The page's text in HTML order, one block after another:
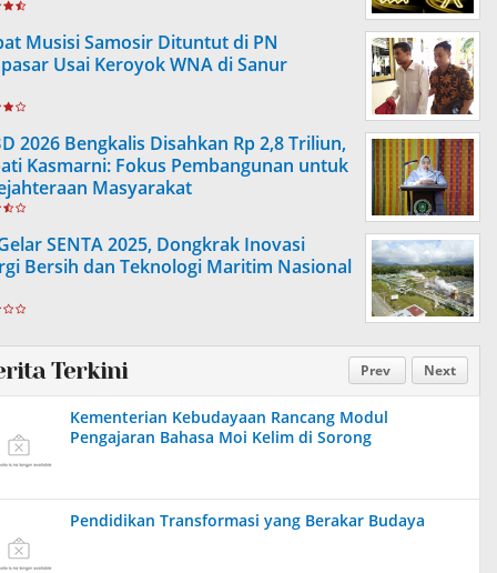
Musisi Samosir Dituntut di PN
Usai Keroyok WNA di Sanur
2026 Bengkalis Disahkan Rp 2,8 Triliun,
Kasmarni: Fokus Pembangunan untuk
Masyarakat
SENTA 2025, Dongkrak Inovasi
Bersih dan Teknologi Maritim Nasional
Prev Next
Terkini
Kementerian Kebudayaan Rancang Modul
Pengajaran Bahasa Moi Kelim di Sorong
Pendidikan Transformasi yang Berakar Budaya